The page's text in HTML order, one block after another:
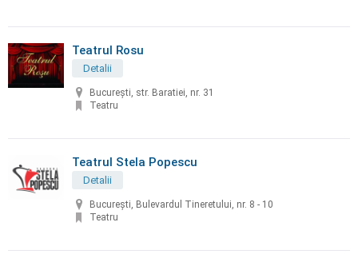
Teatrul Rosu
Detalii
București, str. Baratiei, nr. 31
Teatru
Teatrul Stela Popescu
Detalii
București, Bulevardul Tineretului, nr. 8 - 10
Teatru